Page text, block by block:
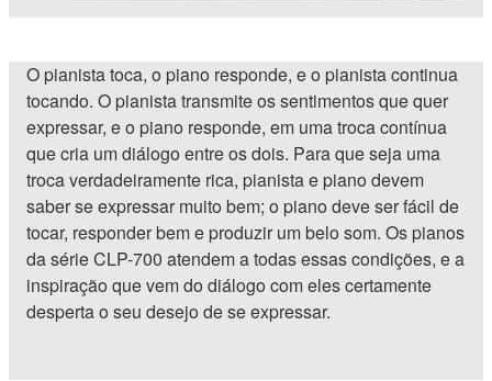
O pianista toca, o piano responde, e o pianista continua
tocando. O pianista transmite os sentimentos que quer
expressar, e o piano responde, em uma troca contínua
que cria um diálogo entre os dois. Para que seja uma
troca verdadeiramente rica, pianista e piano devem
saber se expressar muito bem; o piano deve ser fácil de
tocar, responder bem e produzir um belo som. Os pianos
da série CLP-700 atendem a todas essas condições, e a
inspiração que vem do diálogo com eles certamente
desperta o seu desejo de se expressar.